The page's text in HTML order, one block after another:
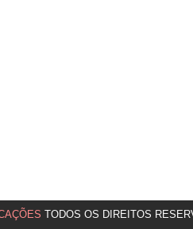
TODOS OS DIREITOS